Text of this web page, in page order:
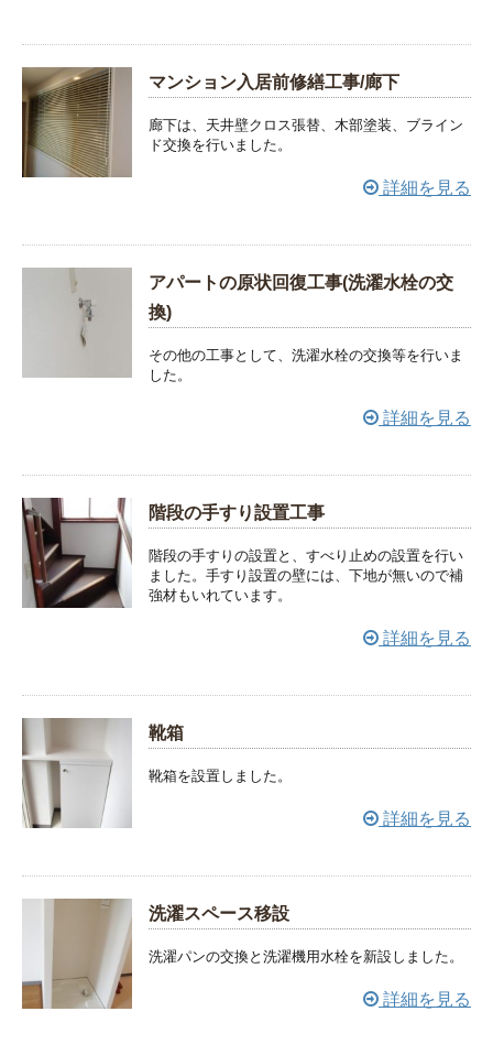
マンション入居前修繕工事/廊下
廊下は、天井壁クロス張替、木部塗装、ブライン
ド交換を行いました。
詳細を見る
アパートの原状回復工事(洗濯水栓の交
換)
その他の工事として、洗濯水栓の交換等を行いま
した。
詳細を見る
階段の手すり設置工事
階段の手すりの設置と、すべり止めの設置を行い
ました。手すり設置の壁には、下地が無いので補
強材もいれています。
詳細を見る
靴箱
靴箱を設置しました。
詳細を見る
洗濯スペース移設
洗濯パンの交換と洗濯機用水栓を新設しました。
詳細を見る